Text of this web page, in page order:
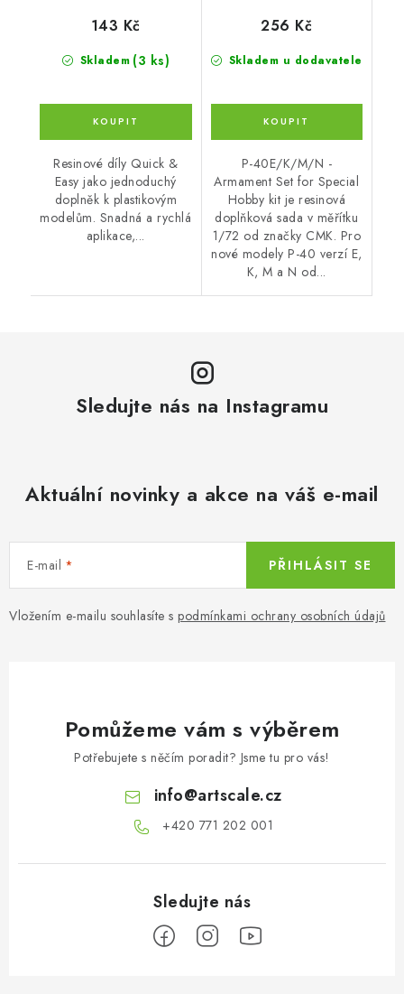
Skladem (3 ks)
143 Kč
Resinové díly Quick &
Easy jako jednoduchý
doplněk k plastikovým
modelům. Snadná a rychlá
aplikace,...
Skladem u dodavatele
256 Kč
P-40E/K/M/N -
Armament Set for Special
Hobby kit je resinová
doplňková sada v měřítku
1/72 od značky CMK. Pro
nové modely P-40 verzí E,
K, M a N od...
Sledujte nás na Instagramu
Aktuální novinky a akce na váš e-mail
E-mail
Vložením e-mailu souhlasíte s podmínkami ochrany osobních údajů
PŘIHLÁSIT SE
Pomůžeme vám s výběrem
Potřebujete s něčím poradit? Jsme tu pro vás!
info@artscale.cz
+420 771 202 001​